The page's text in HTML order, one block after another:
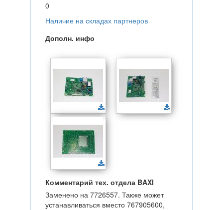
0
Наличие на складах партнеров
Дополн. инфо
Комментарий тех. отдела BAXI
Заменено на 7726557. Также может
устанавливаться вместо 767905600,